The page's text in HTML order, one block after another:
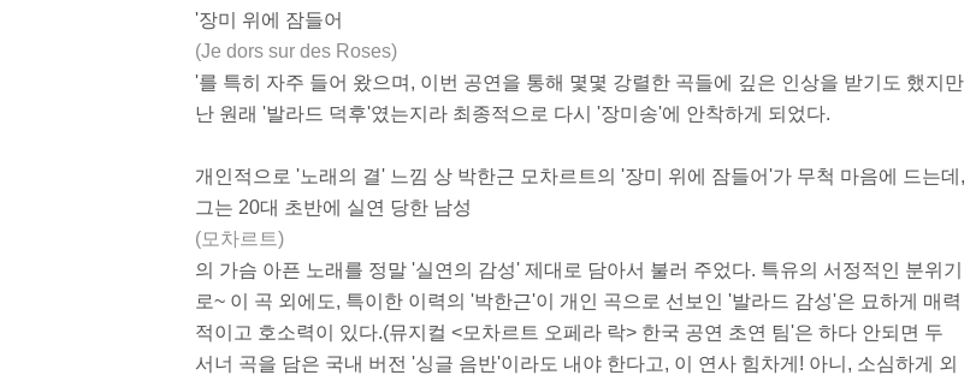
'장미 위에 잠들어
(Je dors sur des Roses)
'를 특히 자주 들어 왔으며, 이번 공연을 통해 몇몇 강렬한 곡들에 깊은 인상을 받기도 했지만
난 원래 '발라드 덕후'였는지라 최종적으로 다시 '장미송'에 안착하게 되었다.
개인적으로 '노래의 결' 느낌 상 박한근 모차르트의 '장미 위에 잠들어'가 무척 마음에 드는데,
그는 20대 초반에 실연 당한 남성
(모차르트)
의 가슴 아픈 노래를 정말 '실연의 감성' 제대로 담아서 불러 주었다. 특유의 서정적인 분위기
로~ 이 곡 외에도, 특이한 이력의 '박한근'이 개인 곡으로 선보인 '발라드 감성'은 묘하게 매력
적이고 호소력이 있다.(뮤지컬 <모차르트 오페라 락> 한국 공연 초연 팀'은 하다 안되면 두
서너 곡을 담은 국내 버전 '싱글 음반'이라도 내야 한다고, 이 연사 힘차게! 아니, 소심하게 외